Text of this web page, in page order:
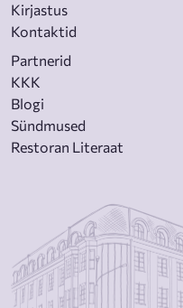
Kirjastus
Kontaktid
Partnerid
KKK
Blogi
Sündmused
Restoran Literaat